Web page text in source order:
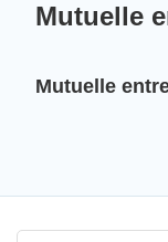
Mutuelle
Mutuelle